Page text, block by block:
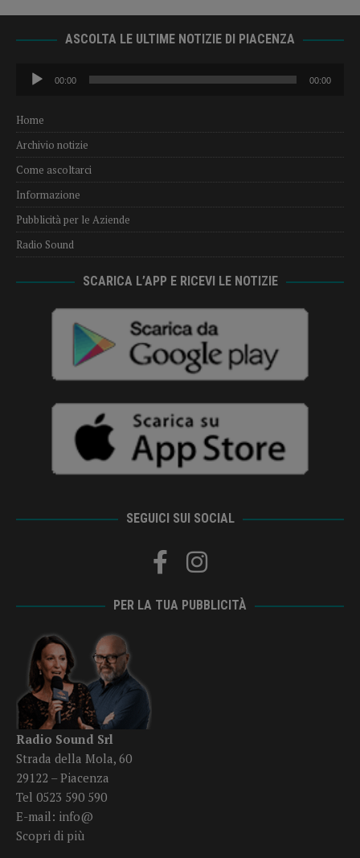
ASCOLTA LE ULTIME NOTIZIE DI PIACENZA
Audio
Player
00:00 00:00
Home
Archivio notizie
Come ascoltarci
Informazione
Pubblicità per le Aziende
Radio Sound
SCARICA L’APP E RICEVI LE NOTIZIE
SEGUICI SUI SOCIAL
PER LA TUA PUBBLICITÀ
Radio Sound Srl
Strada della Mola, 60
29122 – Piacenza
Tel 0523 590 590
E-mail: info@
Scopri di più